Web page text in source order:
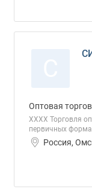
Оптовая
ХХХХ Торговля
первичных
Россия,